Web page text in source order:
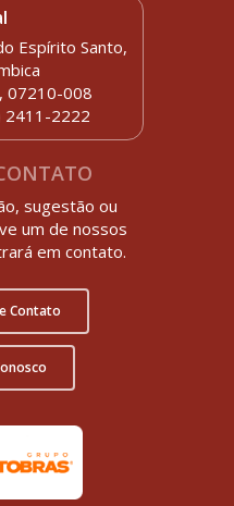
Espírito Santo,
07210-008
2411-2222
sugestão ou
um de nossos
em contato.
Contato